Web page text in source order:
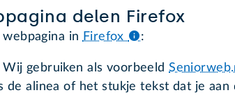
delen Firefox
in Firefox :
Wij gebruiken als voorbeeld
de alinea of het stukje tekst dat je aan